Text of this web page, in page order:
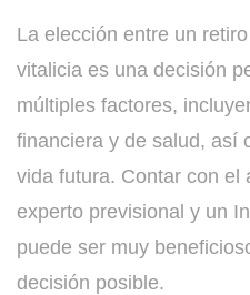
La elección entre un
vitalicia es una decisión
múltiples factores,
financiera y de salud, así
vida futura. Contar con el
experto previsional y un
puede ser muy
decisión posible.